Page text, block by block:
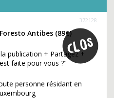
372128
Antibes (89€)
publication + Partagez +
faite pour vous ?"
personne résidant en